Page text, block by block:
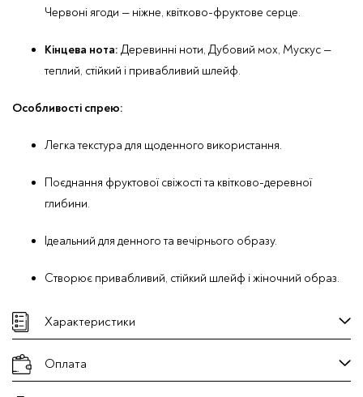
Червоні ягоди — ніжне, квітково-фруктове серце.
Кінцева нота: Деревинні ноти, Дубовий мох, Мускус —
теплий, стійкий і привабливий шлейф.
Особливості спрею:
Легка текстура для щоденного використання.
Поєднання фруктової свіжості та квітково-деревної
глибини.
Ідеальний для денного та вечірнього образу.
Створює привабливий, стійкий шлейф і жіночний образ.
Характеристики
Оплата